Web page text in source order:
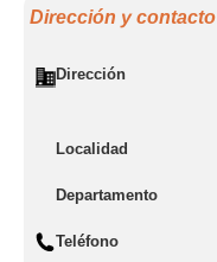
Dirección y contacto
Dirección
Localidad
Departamento
Teléfono